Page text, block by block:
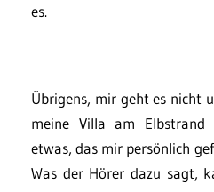
es.
Übrigens, mir geht es nicht
meine Villa am Elbstrand
etwas, das mir persönlich
Was der Hörer dazu sagt,